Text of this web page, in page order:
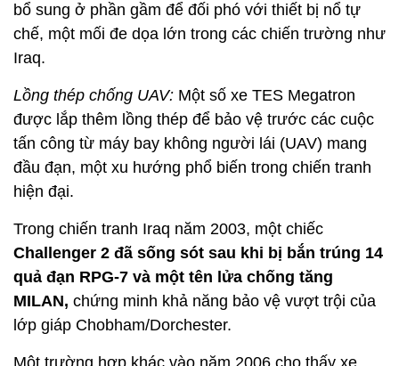
bổ sung ở phần gầm để đối phó với thiết bị nổ tự
chế, một mối đe dọa lớn trong các chiến trường như
Iraq.
Lồng thép chống UAV: Một số xe TES Megatron
được lắp thêm lồng thép để bảo vệ trước các cuộc
tấn công từ máy bay không người lái (UAV) mang
đầu đạn, một xu hướng phổ biến trong chiến tranh
hiện đại.
Trong chiến tranh Iraq năm 2003, một chiếc
Challenger 2 đã sống sót sau khi bị bắn trúng 14
quả đạn RPG-7 và một tên lửa chống tăng
MILAN, chứng minh khả năng bảo vệ vượt trội của
lớp giáp Chobham/Dorchester.